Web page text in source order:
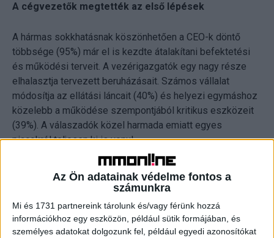
Az Ön adatainak védelme fontos a
számunkra
Mi és 1731 partnereink tárolunk és/vagy férünk hozzá
információkhoz egy eszközön, például sütik formájában, és
személyes adatokat dolgozunk fel, például egyedi azonosítókat
A cégvezetők megtették az első lépések
A hármas sokkhatásnak köszönhetően a CEO-k döntő
többsége (95%) már el is kezdte átalakítani befektetési
és működési terveit. A vezérigazgatók egy nagy része
elhalasztja tervezett beruházásait. Számos vállalat
módosítja az ellátási láncait (40%) és helyezi egymáshoz
közelebb a működése szempontjából kritikus eszközeit
(39%). A válaszadók közel harmada emiatt egyes
piacokról teljesen ki is vonul.
Határozott válaszok a visszaesés elkerülése
A CEO-k a bizonytalan helyzet kezeléséhez két területet
tartanak kritikusan fontosnak. Az egyik, hogy az összes